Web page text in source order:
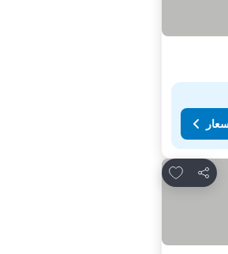
مشاركة
Add to favorites